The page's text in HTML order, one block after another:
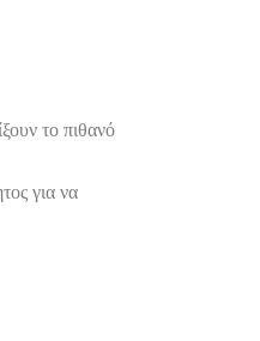
το πιθανό
για να